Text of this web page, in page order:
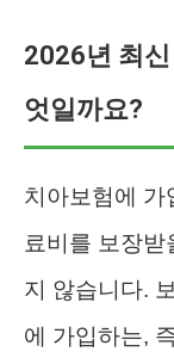
2026년 최
엇일까요?
치아보험에 가
료비를 보장
지 않습니다.
에 가입하는,